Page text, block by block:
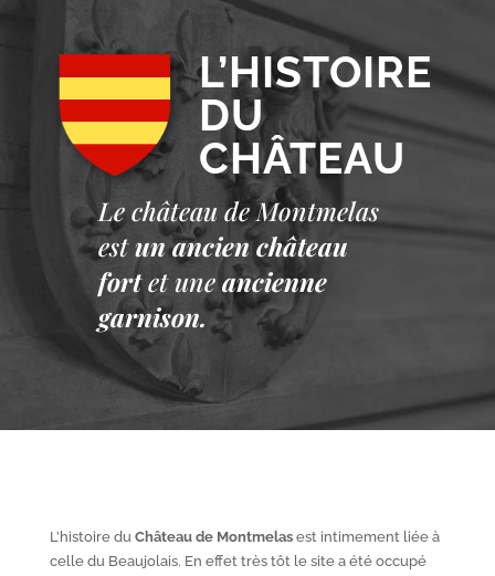
L’HISTOIRE
DU
CHÂTEAU
Le château de Montmelas
est un ancien château
fort et une ancienne
garnison.
L’histoire duChâteau de Montmelasest intimement liée à
celle du Beaujolais. En effet très tôt le site a été occupé